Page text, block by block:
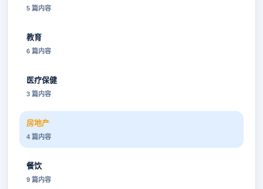
5 篇内容
教育
6 篇内容
医疗保健
3 篇内容
房地产
4 篇内容
餐饮
9 篇内容